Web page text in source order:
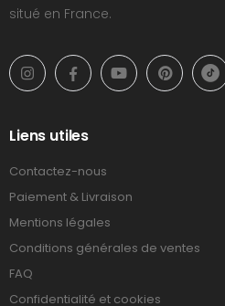
situé en France.
Liens utiles
Contactez-nous
Paiement & Livraison
Mentions légales
Conditions générales de ventes
FAQ
Confidentialité et cookies